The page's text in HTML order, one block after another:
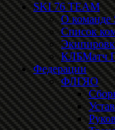
SKI 76 TEAM
О команде
Список
КЛБМатч
Федерации
ФЛГЯО